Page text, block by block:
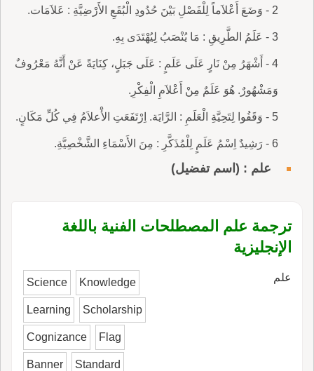
2 - وَضَعَ أَعْلاَماً لِلْفَصْلِ بَيْنَ حُدُودِ الْبُقَعِ الأَرْضِيَّةِ : عَلاَمَات.
3 - عَلَمُ الطَّرِيقِ : مَا يُنْصَبُ لِيُهْتَدَى بِهِ.
4 - أَشْهَرُ مِنْ نَارٍ عَلَى عَلَمٍ : عَلَى جَبَلٍ، كِنَايَةً عَنْ أَنَّهُ مَعْرُوفٌ
وَمَشْهُورٌ. هُوَ عَلَمٌ مِنْ أَعْلاَمِ الْفِكْرِ.
5 - وَقَفُوا لِتَحِيَّةِ الْعَلَمِ : الرَّايَة. اِرْتَفَعَتِ الأَْعلاَمُ فِي كُلِّ مَكَانٍ.
6 - رَشِيدٌ اِسْمُ عَلَمٍ لِلْمُذَكَّرِ : مِنَ الأَسْمَاءِ الشَّخْصِيَّةِ.
علم : (اسم تفضيل)
ترجمة علم المصطلحات الفنية باللغة
الإنجليزية
علم Science Knowledge
Learning Scholarship
Cognizance Flag
Banner Standard